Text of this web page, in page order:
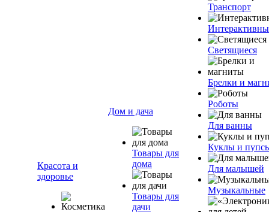
Красота и
здоровье
Дом и дача
Товары для
дома
Товары для
дачи
Транспорт
Светящиеся
Брелки и
Роботы
Для ванны
Куклы и
Для малышей
Музыкальные